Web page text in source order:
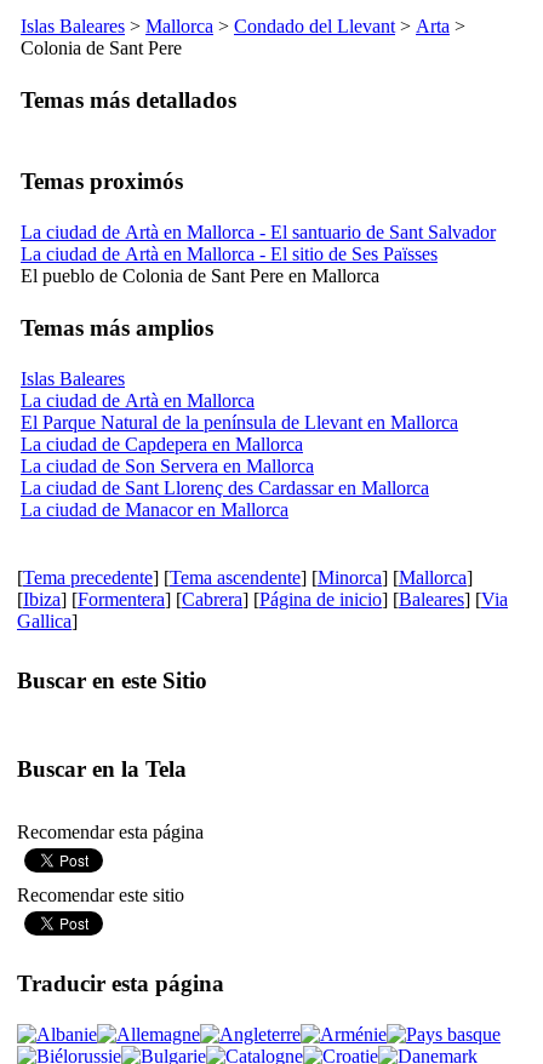
Islas Baleares > Mallorca > Condado del Llevant > Arta >
Colonia de Sant Pere
Temas más detallados
Temas proximós
La ciudad de Artà en Mallorca - El santuario de Sant Salvador
La ciudad de Artà en Mallorca - El sitio de Ses Païsses
El pueblo de Colonia de Sant Pere en Mallorca
Temas más amplios
Islas Baleares
La ciudad de Artà en Mallorca
El Parque Natural de la península de Llevant en Mallorca
La ciudad de Capdepera en Mallorca
La ciudad de Son Servera en Mallorca
La ciudad de Sant Llorenç des Cardassar en Mallorca
La ciudad de Manacor en Mallorca
[Tema precedente] [Tema ascendente] [Minorca] [Mallorca]
[Ibiza] [Formentera] [Cabrera] [Página de inicio] [Baleares] [Via
Gallica]
Buscar en este Sitio
Buscar en la Tela
Recomendar esta página
Recomendar este sitio
Traducir esta página